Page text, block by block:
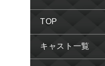
TOP
キャスト一覧